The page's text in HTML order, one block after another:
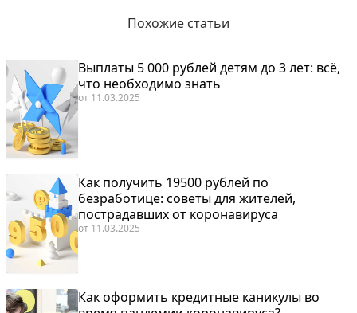
Похожие статьи
Выплаты 5 000 рублей детям до 3 лет: всё,
что необходимо знать
от 11.03.2025
Как получить 19500 рублей по
безработице: советы для жителей,
пострадавших от коронавируса
от 11.03.2025
Как оформить кредитные каникулы во